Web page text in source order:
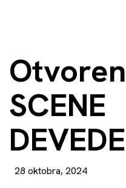
SCENE
28 oktobra, 2024